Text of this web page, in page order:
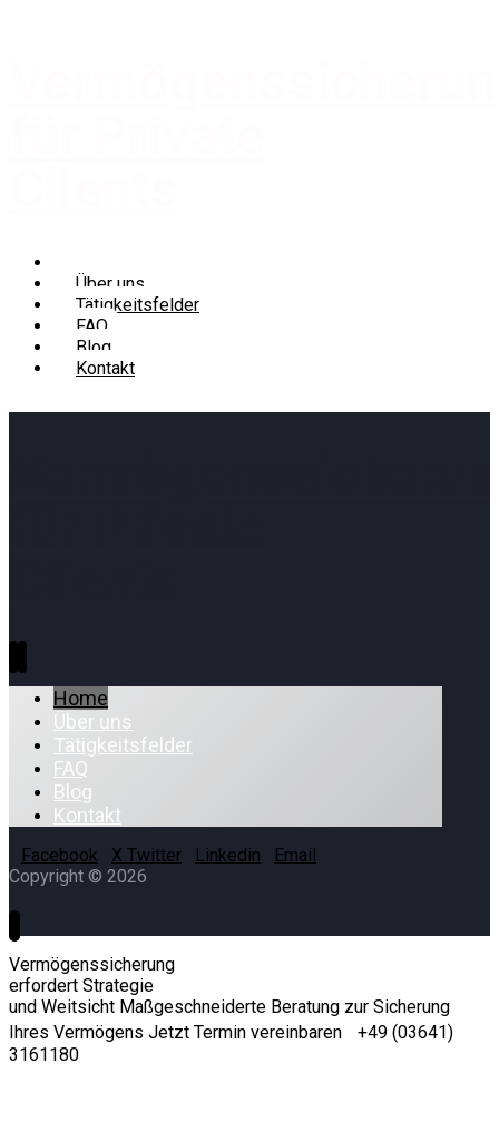
Über uns
Tätigkeitsfelder
FAQ
Blog
Kontakt
Home
Über uns
Tätigkeitsfelder
FAQ
Blog
Kontakt
Facebook X Twitter Linkedin
Email
Copyright © 2026
Vermögenssicherung
erfordert Strategie
und Weitsicht Maßgeschneiderte Beratung zur Sicherung
Ihres Vermögens Jetzt Termin vereinbaren
+49 (03641)
3161180